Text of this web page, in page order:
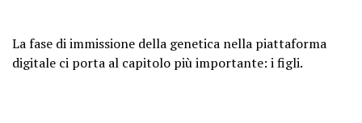
La fase di immissione della genetica nella piattaforma
digitale ci porta al capitolo più importante: i figli.